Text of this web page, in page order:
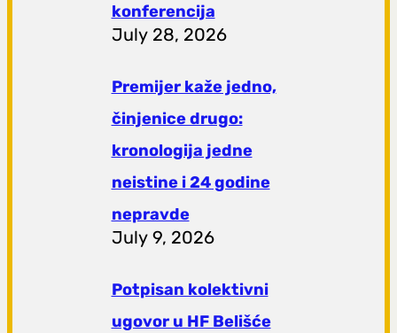
konferencija
July 28, 2026
Premijer kaže jedno,
činjenice drugo:
kronologija jedne
neistine i 24 godine
nepravde
July 9, 2026
Potpisan kolektivni
ugovor u HF Belišće